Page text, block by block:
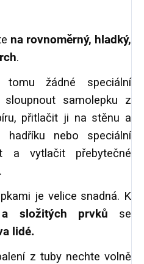
na rovnoměrný, hladký,
.
tomu žádné speciální
sloupnout samolepku z
přitlačit ji na stěnu a
hadříku nebo speciální
a vytlačit přebytečné
je velice snadná. K
složitých prvků se
lidé.
z tuby nechte volně